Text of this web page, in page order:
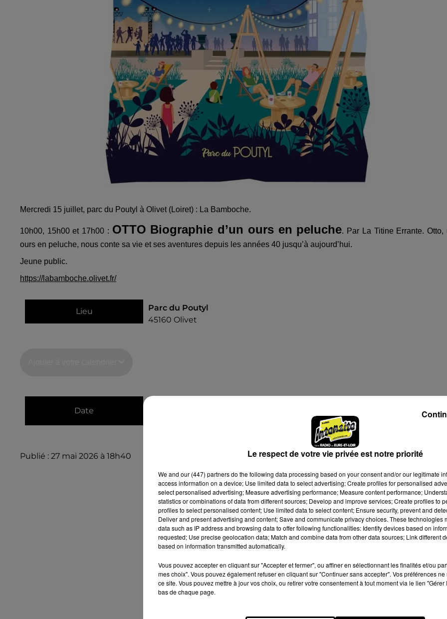
Mercredi 15 juillet, parc du Poutyl à Olivet (Loiret) : La Bamboche.
10h00, 15h00 et 17h00 : OTTO Biographie d’un ours en peluche. Par La Titine Errante. Otto,
ours en peluche, nous conte sa vie et ses aventures depuis les années 40 jusqu’à aujourd’hui.
Jeune public.
https://labamboche.olivet.fr/
Lieu
Parc du Poutyl
45160 Olivet
Date
Publié : 27 mai 2026 à 18h40 Le respect de votre vie privée est notre priorité
We and our (447) partnersdo the following data processing based on your consent and/or our legitimate
access information on a device; Use limited data to select advertising; Create profiles for personalised
select personalised advertising; Measure advertising performance; Measure content performance;
statistics or combinations of data from different sources; Develop and improve services; Create profiles to
profiles to select personalised content; Use limited data to select content; Ensure security, prevent and
Deliver and present advertising and content; Save and communicate privacy choices. These technologies
data such as IP address and browsing data to offer following functionalities: Identify devices based on
requested; Use precise geolocation data; Match and combine data from other data sources; Link different
based on information transmitted automatically.
Vous pouvez accepter en cliquant sur "Accepter et fermer", ou affiner en sélectionnant les finalités et/ou
mes choix". Vous pouvez également refuser en cliquant sur "Continuer sans accepter". Vos préférences
ce site. Vous pouvez mettre à jour vos choix, ou retirer votre consentement à tout moment via le lien
bas de chaque page.